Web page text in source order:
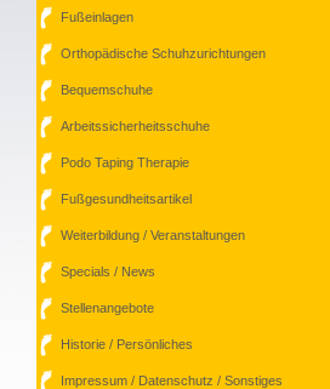
Fußeinlagen
Orthopädische Schuhzurichtungen
Bequemschuhe
Arbeitssicherheitsschuhe
Podo Taping Therapie
Fußgesundheitsartikel
Weiterbildung / Veranstaltungen
Specials / News
Stellenangebote
Historie / Persönliches
Impressum / Datenschutz / Sonstiges